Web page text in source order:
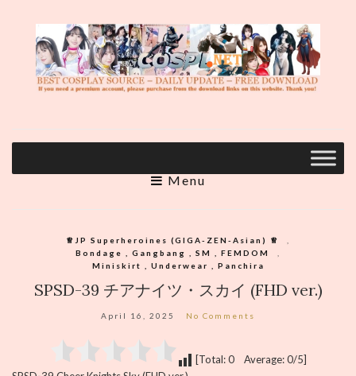
Menu
♕︎JP Superheroines (GIGA-ZEN-Asian) ♕︎
Bondage , Gangbang , SM , FEMDOM
Miniskirt , Underwear , Panchira
SPSD-39 チアナイツ・スカイ (FHD ver.)
April 16, 2025 No Comments
[Total: 0 Average: 0/5]